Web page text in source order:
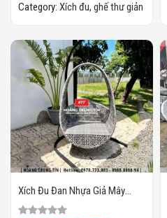
Category: Xích đu, ghế thư giản
Xích Đu Đan Nhựa Giả Mây
Ngoài Trời HTT02